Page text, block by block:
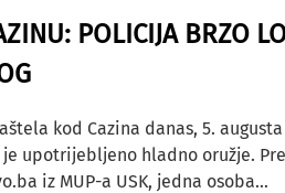
POLICIJA BRZO
kod Cazina danas, 5.
upotrijebljeno hladno oružje.
iz MUP-a USK, jedna osoba...